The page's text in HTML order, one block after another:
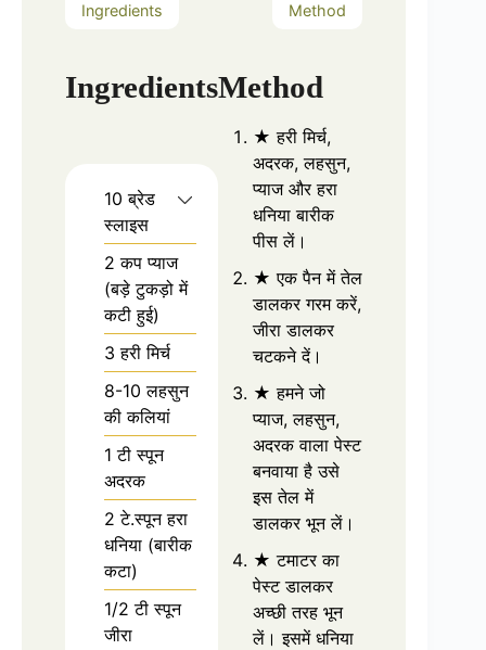
Ingredients Method
Ingredients
10 ब्रेड
स्लाइस
2 कप प्याज
(बड़े टुकड़ो में
कटी हुई)
3 हरी मिर्च
8-10 लहसुन
की कलियां
1 टी स्पून
अदरक
2 टे.स्पून हरा
धनिया (बारीक
कटा)
1/2 टी स्पून
जीरा
Method
★ हरी मिर्च,
अदरक, लहसुन,
प्याज और हरा
धनिया बारीक
पीस लें।
★ एक पैन में तेल
डालकर गरम करें,
जीरा डालकर
चटकने दें।
★ हमने जो
प्याज, लहसुन,
अदरक वाला पेस्ट
बनवाया है उसे
इस तेल में
डालकर भून लें।
★ टमाटर का
पेस्ट डालकर
अच्छी तरह भून
लें। इसमें धनिया